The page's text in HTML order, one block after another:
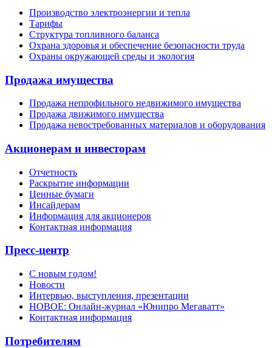
Производство электроэнергии и тепла
Тарифы
Структура топливного баланса
Охрана здоровья и обеспечение безопасности труда
Охраны окружающей среды и экология
Продажа имущества
Продажа непрофильного недвижимого имущества
Продажа движимого имущества
Продажа невостребованных материалов и оборудования
Акционерам и инвесторам
Отчетность
Раскрытие информации
Ценные бумаги
Инсайдерам
Информация для акционеров
Контактная информация
Пресс-центр
С новым годом!
Новости
Интервью, выступления, презентации
НОВОЕ: Онлайн-журнал «Юнипро Мегаватт»
Контактная информация
Потребителям